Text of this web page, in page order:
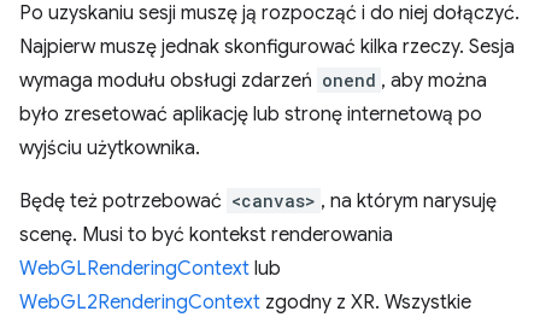
Po uzyskaniu sesji muszę ją rozpocząć i do niej dołączyć.
Najpierw muszę jednak skonfigurować kilka rzeczy. Sesja
wymaga modułu obsługi zdarzeń onend , aby można
było zresetować aplikację lub stronę internetową po
wyjściu użytkownika.
Będę też potrzebować <canvas> , na którym narysuję
scenę. Musi to być kontekst renderowania
WebGLRenderingContext lub
WebGL2RenderingContext zgodny z XR. Wszystkie